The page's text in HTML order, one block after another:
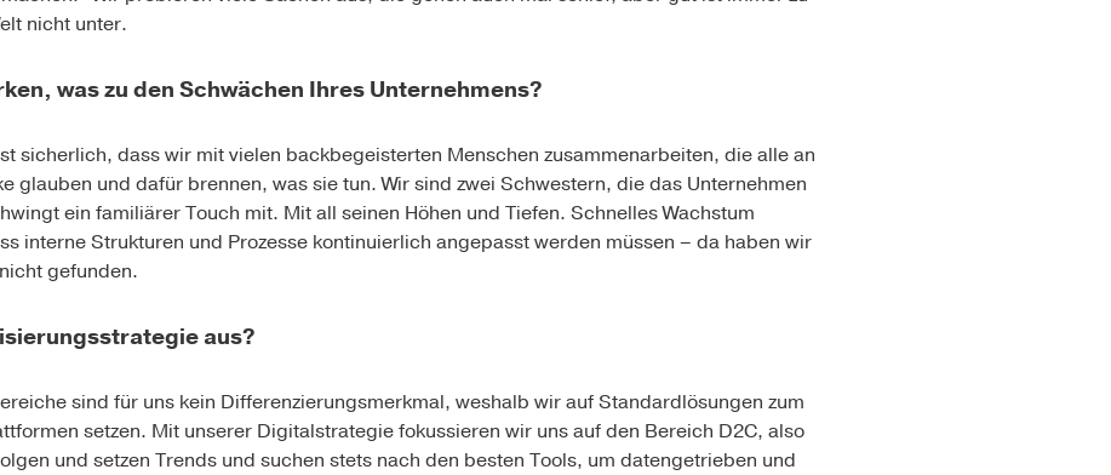
nicht unter.
was zu den Schwächen Ihres Unternehmens?
sicherlich, dass wir mit vielen backbegeisterten Menschen zusammenarbeiten, die alle an
glauben und dafür brennen, was sie tun. Wir sind zwei Schwestern, die das Unternehmen
ein familiärer Touch mit. Mit all seinen Höhen und Tiefen. Schnelles Wachstum
interne Strukturen und Prozesse kontinuierlich angepasst werden müssen – da haben wir
gefunden.
aus?
sind für uns kein Differenzierungsmerkmal, weshalb wir auf Standardlösungen zum
setzen. Mit unserer Digitalstrategie fokussieren wir uns auf den Bereich D2C, also
und setzen Trends und suchen stets nach den besten Tools, um datengetrieben und